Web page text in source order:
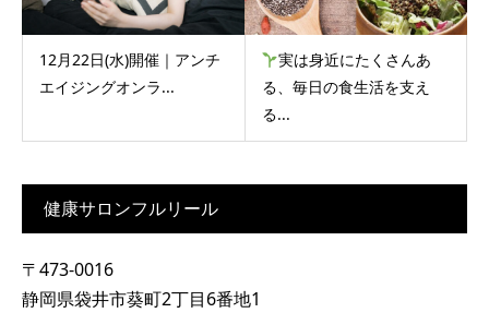
12月22日(水)開催｜アンチ
エイジングオンラ...
実は身近にたくさんあ
る、毎日の食生活を支え
る...
健康サロンフルリール
〒473-0016
静岡県袋井市葵町2丁目6番地1